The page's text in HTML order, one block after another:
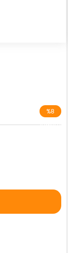
%8
İndirim